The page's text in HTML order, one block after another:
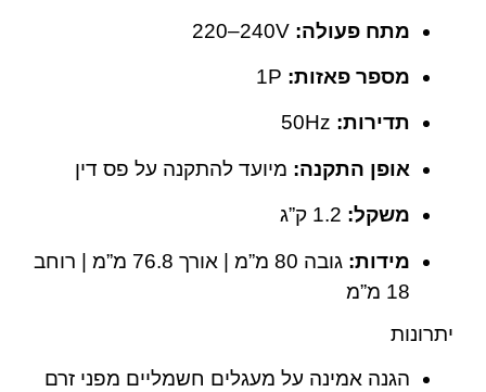
מתח פעולה:
מספר פאזות:
תדירות:
אופן התקנה: מיועד להתקנה על פס דין
משקל:
מידות:
גובה ‎80 מ”מ | אורך ‎76.8 מ”מ | רוחב
‎18 מ”מ
יתרונות
הגנה אמינה על מעגלים חשמליים מפני זרם